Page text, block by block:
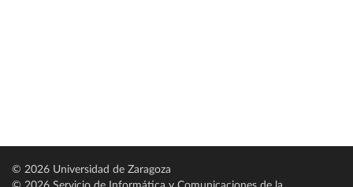
© 2026 Universidad de Zaragoza